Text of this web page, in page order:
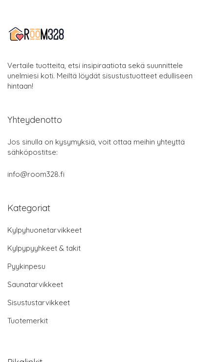
Vertaile tuotteita, etsi insipiraatiota sekä suunnittele
unelmiesi koti. Meiltä löydät sisustustuotteet edulliseen
hintaan!
Yhteydenotto
Jos sinulla on kysymyksiä, voit ottaa meihin yhteyttä
sähköpostitse:
info@room328.fi
Kategoriat
Kylpyhuonetarvikkeet
Kylpypyyhkeet & takit
Pyykinpesu
Saunatarvikkeet
Sisustustarvikkeet
Tuotemerkit